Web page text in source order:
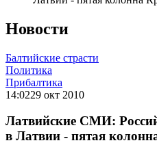
Новости
Балтийские страсти
Политика
Прибалтика
14:0229 окт 2010
Латвийские СМИ:
в Латвии - пятая